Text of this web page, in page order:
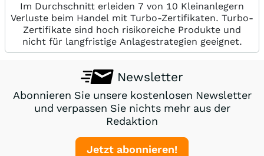
Im Durchschnitt erleiden 7 von 10 Kleinanlegern
Verluste beim Handel mit Turbo-Zertifikaten. Turbo-
Zertifikate sind hoch risikoreiche Produkte und
nicht für langfristige Anlagestrategien geeignet.
Newsletter
Abonnieren Sie unsere kostenlosen Newsletter
und verpassen Sie nichts mehr aus der
Redaktion
Jetzt abonnieren!